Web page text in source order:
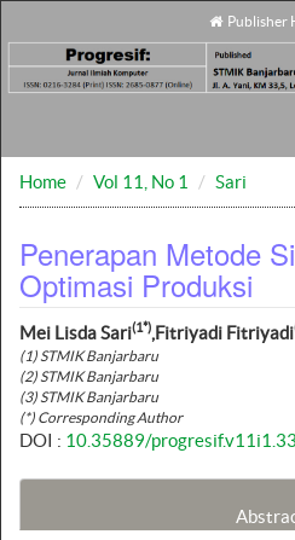
Publisher
Home
Vol 11, No 1 Sari
Penerapan Metode
Optimasi Produksi
Mei Lisda Sari(1*),Fitriyadi Fitriyadi
(1) STMIK Banjarbaru
(2) STMIK Banjarbaru
(3) STMIK Banjarbaru
(*) Corresponding Author
DOI : 10.35889/progresif.v11i1.33